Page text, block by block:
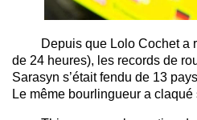
Depuis que Lolo Cochet a
de 24 heures), les records de
Sarasyn s’était fendu de 13
Le même bourlingueur a